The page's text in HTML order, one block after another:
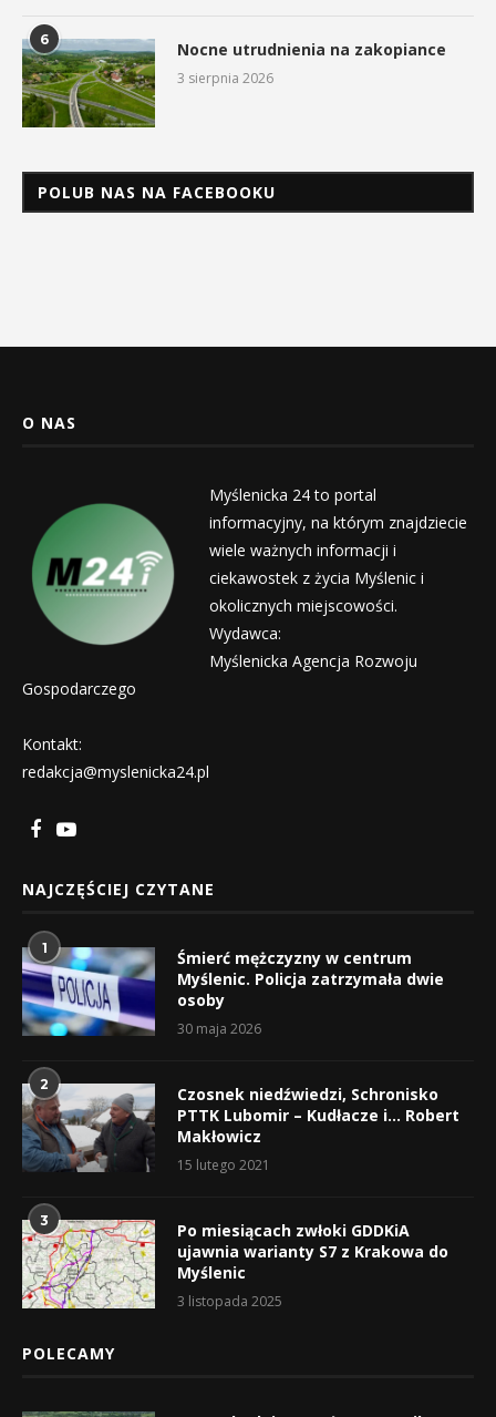
6 Nocne utrudnienia na zakopiance
3 sierpnia 2026
POLUB NAS NA FACEBOOKU
O NAS
Myślenicka 24 to portal
informacyjny, na którym znajdziecie
wiele ważnych informacji i
ciekawostek z życia Myślenic i
okolicznych miejscowości.
Wydawca:
Myślenicka Agencja Rozwoju
Gospodarczego
Kontakt:
redakcja@myslenicka24.pl
NAJCZĘŚCIEJ CZYTANE
1
Śmierć mężczyzny w centrum
Myślenic. Policja zatrzymała dwie
osoby
30 maja 2026
2
Czosnek niedźwiedzi, Schronisko
PTTK Lubomir – Kudłacze i… Robert
Makłowicz
15 lutego 2021
3
Po miesiącach zwłoki GDDKiA
ujawnia warianty S7 z Krakowa do
Myślenic
3 listopada 2025
POLECAMY